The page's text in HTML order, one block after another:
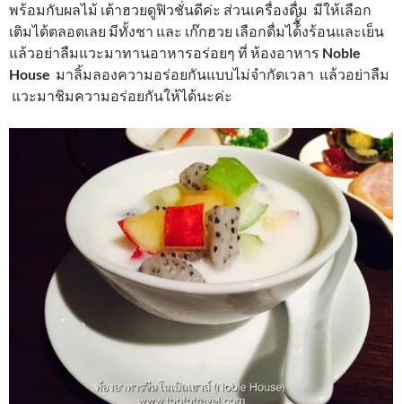
พร้อมกับผลไม้ เต้าฮวยดูฟิวชั่นดีค่ะ ส่วนเครื่องดื่ม มีให้เลือก
เติมได้ตลอดเลย มีทั้งชา และ เก๊กฮวย เลือกดื่มได้ืั้งร้อนและเย็น
แล้วอย่าลืมแวะมาทานอาหารอร่อยๆ ที่ ห้องอาหาร Noble
House มาลิ้มลองความอร่อยกันแบบไม่จำกัดเวลา แล้วอย่าลืม
แวะมาชิมความอร่อยกันให้ได้นะค่ะ